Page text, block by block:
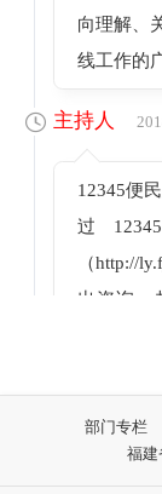
向理解、
线工作的
主持人
12345便
过
（http://
出咨询、
廖永炎主任
部门专栏
福建